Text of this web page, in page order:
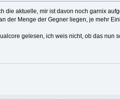
die aktuelle, mir ist davon noch garnix
der Menge der Gegner liegen, je mehr
gelesen, ich weis nicht, ob das nun